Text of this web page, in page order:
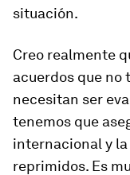
situación.
Creo realmente
acuerdos que no
necesitan ser
tenemos que
internacional y
reprimidos. Es